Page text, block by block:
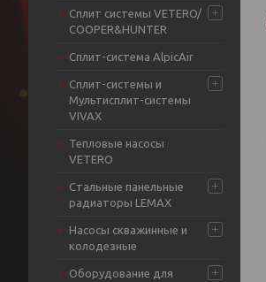
Сплит системы VETERO/
COOPER&HUNTER
Сплит-система AlpicAir
Сплит-системы и
Мультисплит-системы
VIVAX
Тепловые насосы
VETERO
Стальные панельные
радиаторы LEMAX
Насосы скважинные и
колодезные
Оборудование для